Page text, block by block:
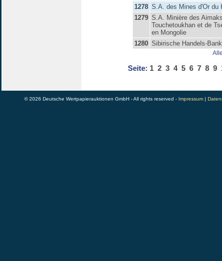
1278 S.A. des Mines d'Or du
1279 S.A. Minière des
Touchetoukhan et de
en Mongolie
1280 Sibirische Handels-Bank
Seite: 1 2 3 4 5 6 7 8 9
© 2026 Deutsche Wertpapierauktionen GmbH - All rights reserved - Impressum|